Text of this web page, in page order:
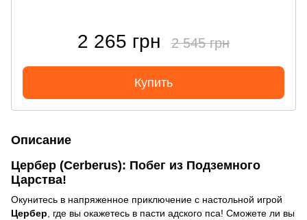
2 265 грн 2 545 грн
Купить
Описание
Цербер (Cerberus): Побег из Подземного
Царства!
Окунитесь в напряженное приключение с настольной игрой
Цербер , где вы окажетесь в пасти адского пса! Сможете ли вы